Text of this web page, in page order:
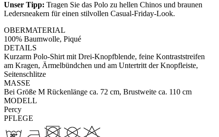
Unser Tipp: Tragen Sie das Polo zu hellen Chinos und braunen
Ledersneakern für einen stilvollen Casual-Friday-Look.
OBERMATERIAL
100% Baumwolle, Piqué
DETAILS
Kurzarm Polo-Shirt mit Drei-Knopfblende, feine Kontraststreifen
am Kragen, Ärmelbündchen und am Untertritt der Knopfleiste,
Seitenschlitze
MASSE
Bei Größe M Rückenlänge ca. 72 cm, Brustweite ca. 110 cm
MODELL
Percy
PFLEGE